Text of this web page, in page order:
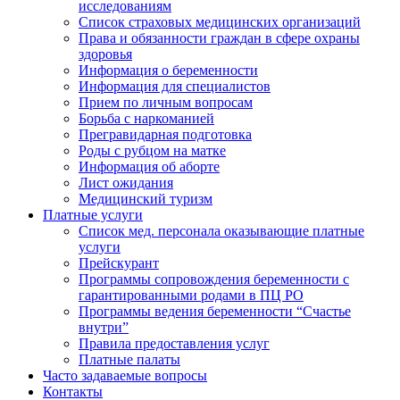
исследованиям
Список страховых медицинских организаций
Права и обязанности граждан в сфере охраны
здоровья
Информация о беременности
Информация для специалистов
Прием по личным вопросам
Борьба с наркоманией
Прегравидарная подготовка
Роды с рубцом на матке
Информация об аборте
Лист ожидания
Медицинский туризм
Платные услуги
Список мед. персонала оказывающие платные
услуги
Прейскурант
Программы сопровождения беременности с
гарантированными родами в ПЦ РО
Программы ведения беременности “Счастье
внутри”
Правила предоставления услуг
Платные палаты
Часто задаваемые вопросы
Контакты